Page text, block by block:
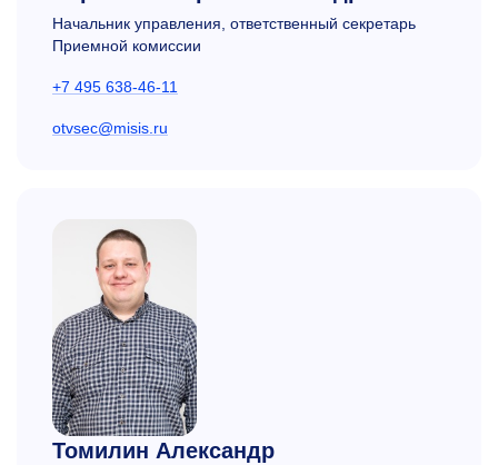
Начальник управления, ответственный секретарь
Приемной комиссии
+7 495 638-46-11
otvsec@misis.ru
Томилин Александр